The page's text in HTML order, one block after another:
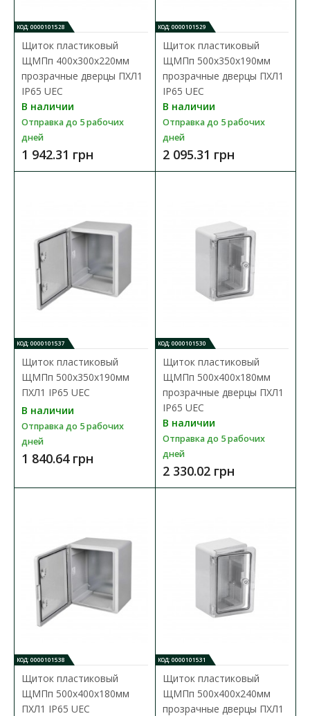
Бокс монтажный УЕК ЩМП-2-0 (500х400х220) с
панелью IP31
Доступность: В наличии
Боксы монтажные ЩМП используются для сборки
разнообразных электрощитов: силовых, управления,
автомат..
3 512.00 грн
В сравнения
Щит пластиковый ЩМПп 600х400х200мм ПХЛ1
IP65 UEC
Доступность: В наличии
размещения в них электротехнического, телекоммуникац..
2 495.09 грн
КОД: 0000101528
Щиток пластиковый
ЩМПп 400х300х220мм
прозрачные дверцы ПХЛ1
IP65 UEC
В наличии
Отправка до 5 рабочих
дней
1 942.31 грн
КОД: 0000101529
Щиток пластиковый
ЩМПп 500х350х190мм
прозрачные дверцы ПХЛ1
IP65 UEC
В наличии
Отправка до 5 рабочих
дней
2 095.31 грн
КОД: 0000101537
Щиток пластиковый
ЩМПп 500х350х190мм
ПХЛ1 IP65 UEC
В наличии
Отправка до 5 рабочих
дней
1 840.64 грн
КОД: 0000101530
Щиток пластиковый
ЩМПп 500х400х180мм
прозрачные дверцы ПХЛ1
IP65 UEC
В наличии
Отправка до 5 рабочих
дней
2 330.02 грн
КОД: 0000101538
Щиток пластиковый
ЩМПп 500х400х180мм
ПХЛ1 IP65 UEC
КОД: 0000101531
Щиток пластиковый
ЩМПп 500х400х240мм
прозрачные дверцы ПХЛ1